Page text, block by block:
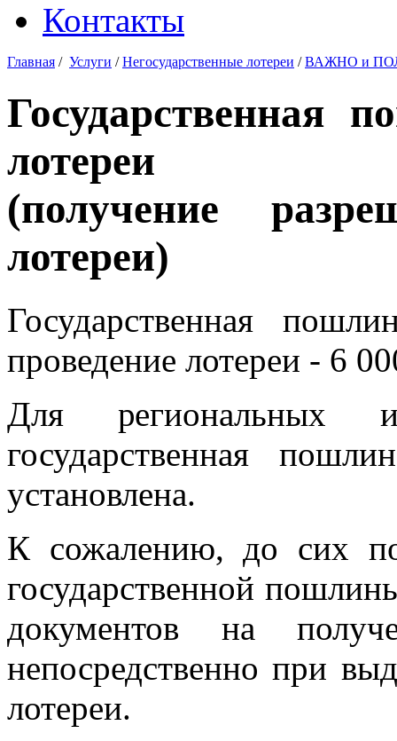
Контакты
Главная / Услуги /Негосударственные лотереи /ВАЖНО и
Государственная
лотереи
(получение
лотереи)
Государственная
проведение лотереи - 6
Для региональных
государственная
установлена.
К сожалению, до сих
государственной
документов на
непосредственно при
лотереи.